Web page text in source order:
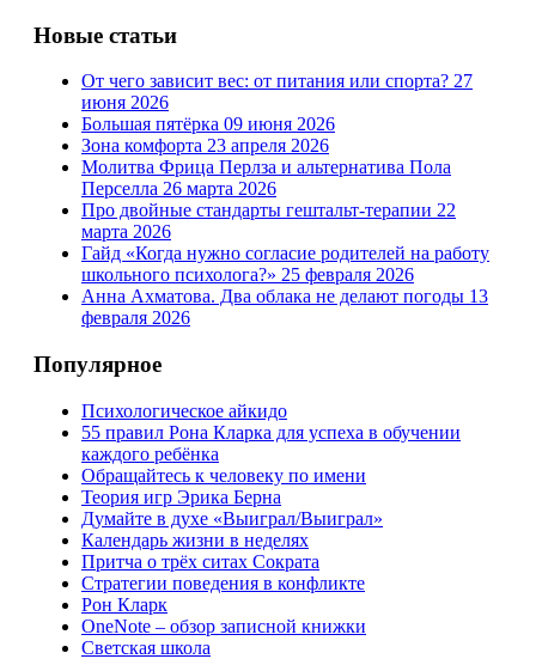
Новые статьи
От чего зависит вес: от питания или спорта? 27
июня 2026
Большая пятёрка 09 июня 2026
Зона комфорта 23 апреля 2026
Молитва Фрица Перлза и альтернатива Пола
Перселла 26 марта 2026
Про двойные стандарты гештальт-терапии 22
марта 2026
Гайд «Когда нужно согласие родителей на работу
школьного психолога?» 25 февраля 2026
Анна Ахматова. Два облака не делают погоды 13
февраля 2026
Популярное
Психологическое айкидо
55 правил Рона Кларка для успеха в обучении
каждого ребёнка
Обращайтесь к человеку по имени
Теория игр Эрика Берна
Думайте в духе «Выиграл/Выиграл»
Календарь жизни в неделях
Притча о трёх ситах Сократа
Стратегии поведения в конфликте
Рон Кларк
OneNote – обзор записной книжки
Светская школа